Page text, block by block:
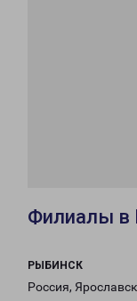
Филиалы в
РЫБИНСК
Россия,